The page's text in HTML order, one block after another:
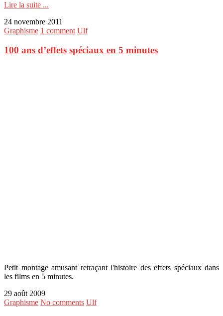
Lire la suite ...
24 novembre 2011
Graphisme 1 comment Ulf
100 ans d’effets spéciaux en 5 minutes
Petit montage amusant retraçant l'histoire des effets spéciaux dans
les films en 5 minutes.
29 août 2009
Graphisme No comments Ulf